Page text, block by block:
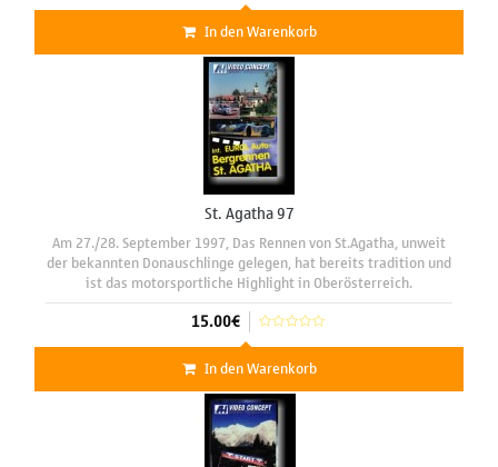
In den Warenkorb
St. Agatha 97
Am 27./28. September 1997, Das Rennen von St.Agatha, unweit
der bekannten Donauschlinge gelegen, hat bereits tradition und
ist das motorsportliche Highlight in Oberösterreich.
Hochinteressante "Renner" vom Formel 3000 bis zum Super-
Tourenwagen
15.00€
In den Warenkorb